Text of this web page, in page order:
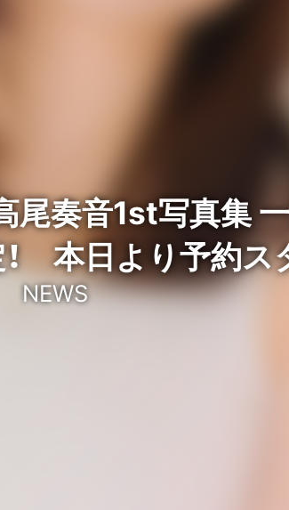
尾奏音1st写真集
本日より予約ス
NEWS